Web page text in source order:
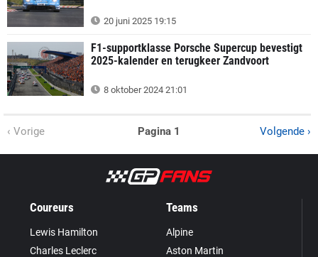
20 juni 2025 19:15
F1-supportklasse Porsche Supercup bevestigt
2025-kalender en terugkeer Zandvoort
8 oktober 2024 21:01
‹ Vorige Pagina 1 Volgende ›
Coureurs
Lewis Hamilton
Charles Leclerc
Teams
Alpine
Aston Martin